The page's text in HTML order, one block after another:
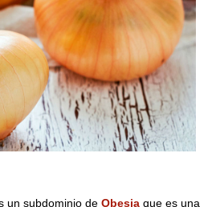
un subdominio de Obesia que es una